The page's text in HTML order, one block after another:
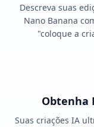
Descreva suas
Nano Banana
"coloque a
Obtenha
Suas criações IA